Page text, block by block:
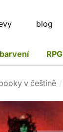
blog
RPG
v češtině